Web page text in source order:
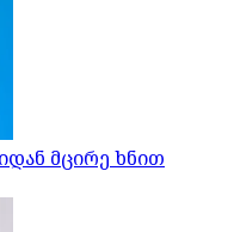
მცირე ხნით